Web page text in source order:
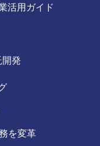
活用ガイド
開発
を変革